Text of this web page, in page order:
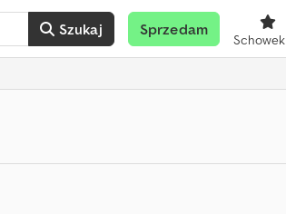
Szukaj Sprzedam
Schowek